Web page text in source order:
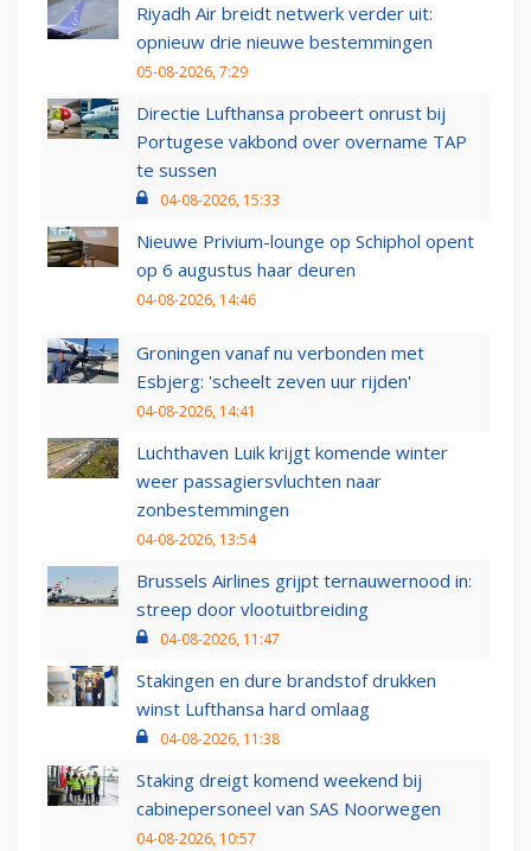
Riyadh Air breidt netwerk verder uit:
opnieuw drie nieuwe bestemmingen
05-08-2026, 7:29
Directie Lufthansa probeert onrust bij
Portugese vakbond over overname TAP
te sussen
04-08-2026, 15:33
Nieuwe Privium-lounge op Schiphol opent
op 6 augustus haar deuren
04-08-2026, 14:46
Groningen vanaf nu verbonden met
Esbjerg: 'scheelt zeven uur rijden'
04-08-2026, 14:41
Luchthaven Luik krijgt komende winter
weer passagiersvluchten naar
zonbestemmingen
04-08-2026, 13:54
Brussels Airlines grijpt ternauwernood in:
streep door vlootuitbreiding
04-08-2026, 11:47
Stakingen en dure brandstof drukken
winst Lufthansa hard omlaag
04-08-2026, 11:38
Staking dreigt komend weekend bij
cabinepersoneel van SAS Noorwegen
04-08-2026, 10:57